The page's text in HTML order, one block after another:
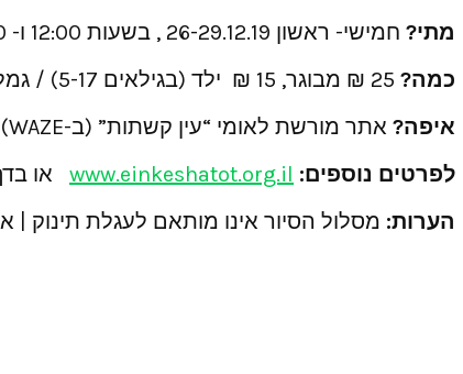
מתי? חמישי- ראשון 26-29.12.19 , בשעות 12:00 ו- 14:00
כמה?
איפה? אתר מורשת לאומי “עין קשתות” (ב-WAZE)
לפרטים נוספים: www.einkeshatot.org.il או
הערות: מסלול הסיור אינו מותאם לעגלת תינוק |